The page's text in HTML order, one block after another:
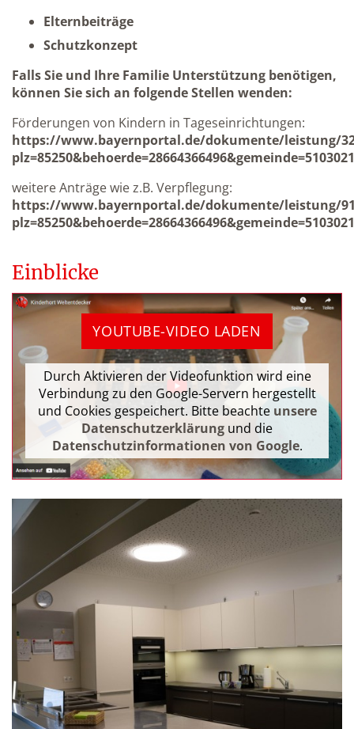
Elternbeiträge
Schutzkonzept
Falls Sie und Ihre Familie Unterstützung benötigen,
können Sie sich an folgende Stellen wenden:
Förderungen von Kindern in Tageseinrichtungen:
https://www.bayernportal.de/dokumente/leistung/
weitere Anträge wie z.B. Verpflegung:
https://www.bayernportal.de/dokumente/leistung/
Einblicke
YOUTUBE-VIDEO LADEN
Durch Aktivieren der Videofunktion wird eine
Verbindung zu den Google-Servern hergestellt
und Cookies gespeichert. Bitte beachte unsere
Datenschutzerklärung und die
Datenschutzinformationen von Google.